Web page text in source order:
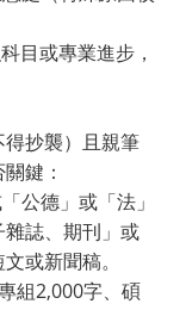
目或專業進步，
得抄襲）且親筆
鍵：
公德」或「法」
誌、期刊」或
或新聞稿。
組2,000字、碩